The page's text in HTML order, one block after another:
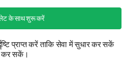
के साथ शुरू करें
प्राप्त करें ताकि सेवा में सुधार कर सकें
कर सकें।